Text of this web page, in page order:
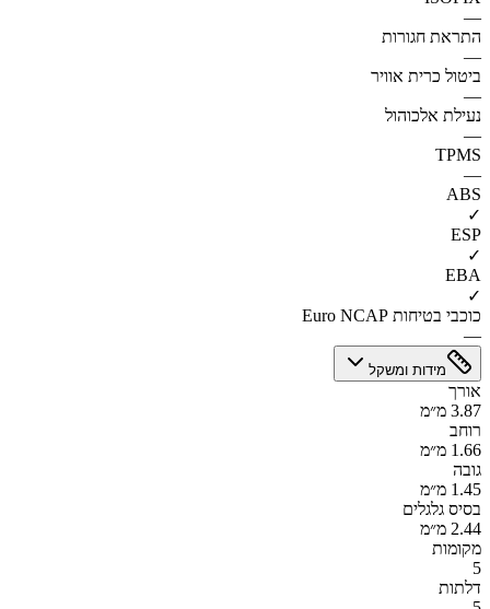
—
התראת חגורות
—
ביטול כרית אוויר
—
נעילת אלכוהול
—
TPMS
—
ABS
✓
ESP
✓
EBA
✓
כוכבי בטיחות Euro NCAP
—
מידות ומשקל
אורך
3.87 מ״מ
רוחב
1.66 מ״מ
גובה
1.45 מ״מ
בסיס גלגלים
2.44 מ״מ
מקומות
5
דלתות